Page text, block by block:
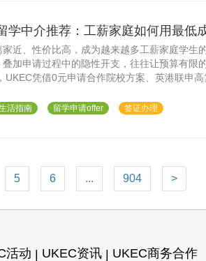
学中介推荐：工薪家庭如何用最低
近、性价比高，成为越来越多工薪家庭学生
加申请过程中的隐性开支，往往让预算有限
UKEC凭借0元申请合作院校方案、英港联申高
区学生提供同等标准的本地化服务。
活指南 留学申请offer 签证办理
5 6 ... 904 >
活动 UKEC资讯 UKEC商务合作